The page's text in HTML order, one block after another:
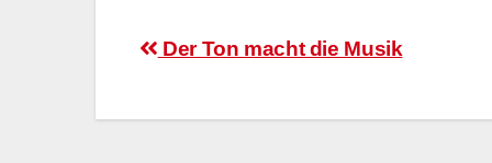
Beitragsnavigation
Der Ton macht die Musik